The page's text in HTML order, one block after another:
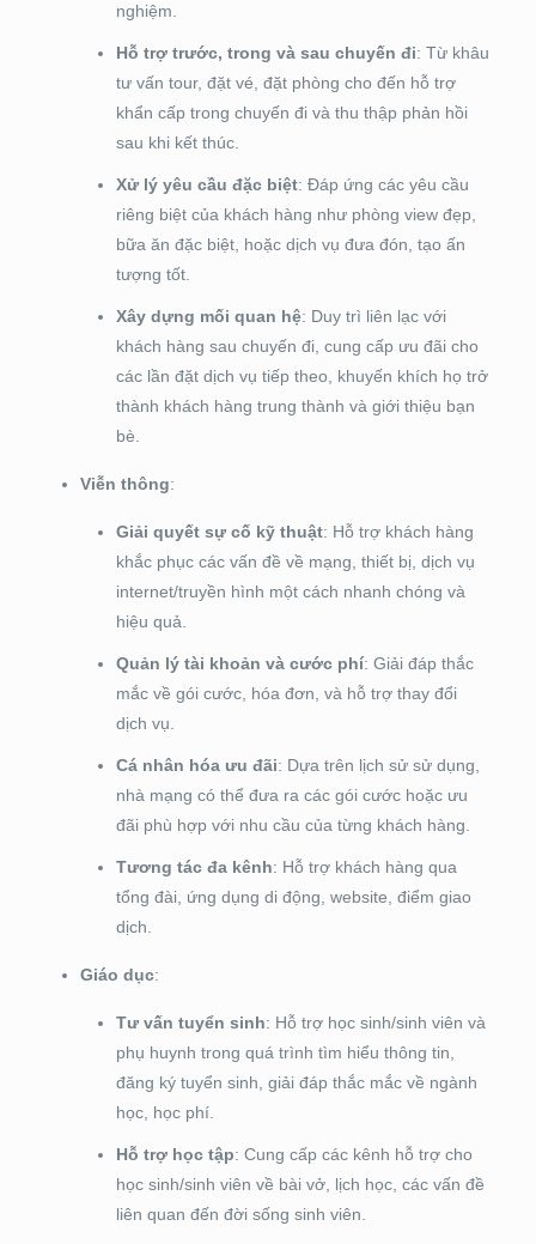
nghiệm.
Hỗ trợ trước, trong và sau chuyến đi: Từ khâu
tư vấn tour, đặt vé, đặt phòng cho đến hỗ trợ
khẩn cấp trong chuyến đi và thu thập phản hồi
sau khi kết thúc.
Xử lý yêu cầu đặc biệt: Đáp ứng các yêu cầu
riêng biệt của khách hàng như phòng view đẹp,
bữa ăn đặc biệt, hoặc dịch vụ đưa đón, tạo ấn
tượng tốt.
Xây dựng mối quan hệ: Duy trì liên lạc với
khách hàng sau chuyến đi, cung cấp ưu đãi cho
các lần đặt dịch vụ tiếp theo, khuyến khích họ trở
thành khách hàng trung thành và giới thiệu bạn
bè.
Viễn thông:
Giải quyết sự cố kỹ thuật: Hỗ trợ khách hàng
khắc phục các vấn đề về mạng, thiết bị, dịch vụ
internet/truyền hình một cách nhanh chóng và
hiệu quả.
Quản lý tài khoản và cước phí: Giải đáp thắc
mắc về gói cước, hóa đơn, và hỗ trợ thay đổi
dịch vụ.
Cá nhân hóa ưu đãi: Dựa trên lịch sử sử dụng,
nhà mạng có thể đưa ra các gói cước hoặc ưu
đãi phù hợp với nhu cầu của từng khách hàng.
Tương tác đa kênh: Hỗ trợ khách hàng qua
tổng đài, ứng dụng di động, website, điểm giao
dịch.
Giáo dục:
Tư vấn tuyển sinh: Hỗ trợ học sinh/sinh viên và
phụ huynh trong quá trình tìm hiểu thông tin,
đăng ký tuyển sinh, giải đáp thắc mắc về ngành
học, học phí.
Hỗ trợ học tập: Cung cấp các kênh hỗ trợ cho
học sinh/sinh viên về bài vở, lịch học, các vấn đề
liên quan đến đời sống sinh viên.